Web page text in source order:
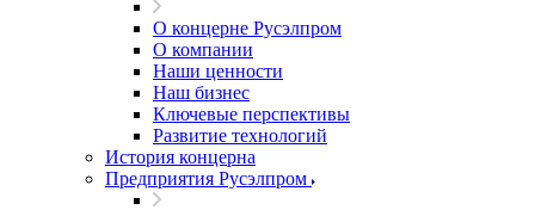
О концерне Русэлпром
О компании
Наши ценности
Наш бизнес
Ключевые перспективы
Развитие технологий
История концерна
Предприятия Русэлпром